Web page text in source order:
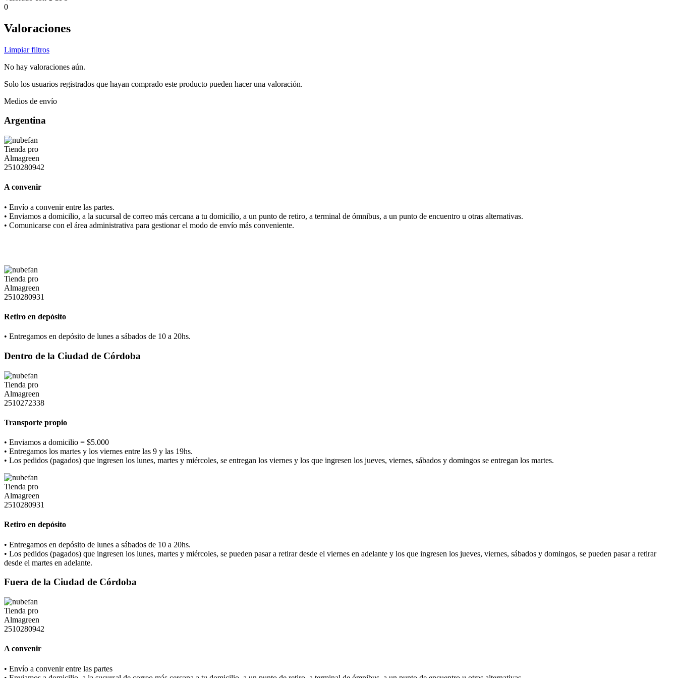
0
Valoraciones
Limpiar filtros
No hay valoraciones aún.
Solo los usuarios registrados que hayan comprado este producto pueden hacer una valoración.
Medios de envío
Argentina
A convenir
• Envío a convenir entre las partes.
• Enviamos a domicilio, a la sucursal de correo más cercana a tu domicilio, a un punto de retiro, a terminal de ómnibus, a un punto de encuentro u otras alternativas.
• Comunicarse con el área administrativa para gestionar el modo de envío más conveniente.
Retiro en depósito
• Entregamos en depósito de lunes a sábados de 10 a 20hs.
Dentro de la Ciudad de Córdoba
Transporte propio
• Enviamos a domicilio = $5.000
• Entregamos los martes y los viernes entre las 9 y las 19hs.
• Los pedidos (pagados) que ingresen los lunes, martes y miércoles, se entregan los viernes y los que ingresen los jueves, viernes, sábados y domingos se entregan los martes.
Retiro en depósito
• Entregamos en depósito de lunes a sábados de 10 a 20hs.
• Los pedidos (pagados) que ingresen los lunes, martes y miércoles, se pueden pasar a retirar desde el viernes en adelante y los que ingresen los jueves, viernes, sábados y domingos, se pueden pasar a retirar
desde el martes en adelante.
Fuera de la Ciudad de Córdoba
A convenir
• Envío a convenir entre las partes